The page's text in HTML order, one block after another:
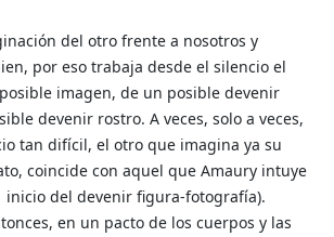
del otro frente a nosotros y
por eso trabaja desde el silencio el
imagen, de un posible devenir
devenir rostro. A veces, solo a veces,
tan difícil, el otro que imagina ya su
coincide con aquel que Amaury intuye
del devenir figura-fotografía).
en un pacto de los cuerpos y las